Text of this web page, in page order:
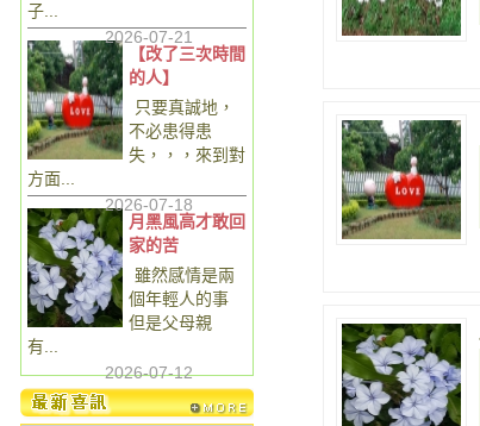
子...
2026-07-21
【改了三次時間
的人】
只要真誠地，
不必患得患
失，，，來到對
方面...
2026-07-18
月黑風高才敢回
家的苦
雖然感情是兩
個年輕人的事
但是父母親
有...
2026-07-12